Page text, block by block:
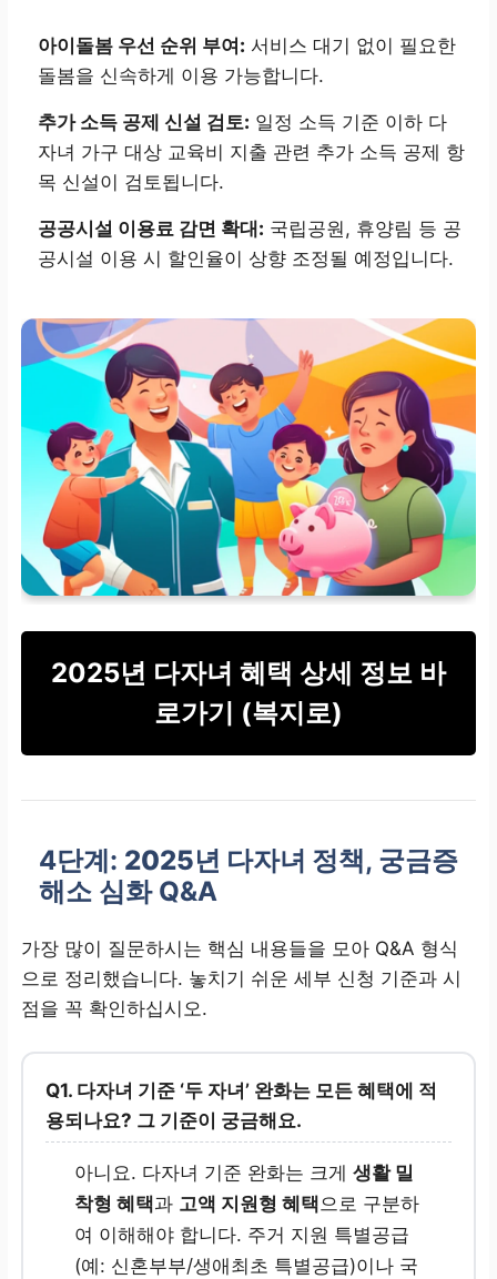
아이돌봄 우선 순위 부여: 서비스 대기 없이 필요한
돌봄을 신속하게 이용 가능합니다.
추가 소득 공제 신설 검토: 일정 소득 기준 이하 다
자녀 가구 대상 교육비 지출 관련 추가 소득 공제 항
목 신설이 검토됩니다.
공공시설 이용료 감면 확대: 국립공원, 휴양림 등 공
공시설 이용 시 할인율이 상향 조정될 예정입니다.
2025년 다자녀 혜택 상세 정보 바
로가기 (복지로)
4단계: 2025년 다자녀 정책 , 궁금증
해소 심화 Q&A
가장 많이 질문하시는 핵심 내용들을 모아 Q&A 형식
으로 정리했습니다. 놓치기 쉬운 세부 신청 기준과 시
점을 꼭 확인하십시오.
Q1. 다자녀 기준 ‘두 자녀’ 완화는 모든 혜택에 적
용되나요? 그 기준이 궁금해요.
아니요. 다자녀 기준 완화는 크게 생활 밀
착형 혜택과 고액 지원형 혜택으로 구분하
여 이해해야 합니다. 주거 지원 특별공급
(예: 신혼부부/생애최초 특별공급)이나 국